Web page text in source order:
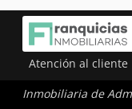
Atención al cliente
Inmobiliaria de